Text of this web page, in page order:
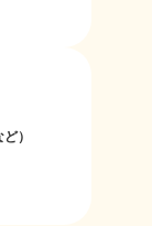
）